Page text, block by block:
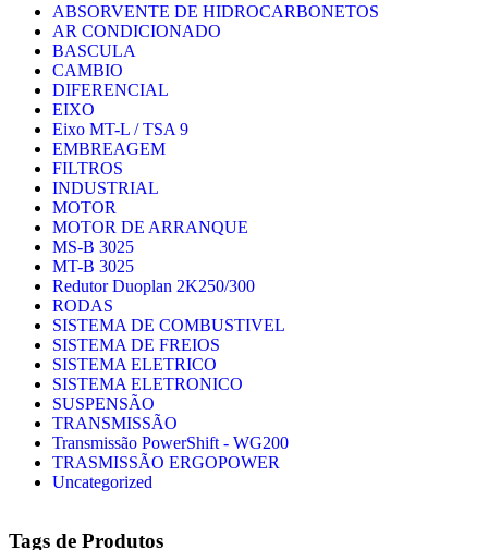
ABSORVENTE DE HIDROCARBONETOS
AR CONDICIONADO
BASCULA
CAMBIO
DIFERENCIAL
EIXO
Eixo MT-L / TSA 9
EMBREAGEM
FILTROS
INDUSTRIAL
MOTOR
MOTOR DE ARRANQUE
MS-B 3025
MT-B 3025
Redutor Duoplan 2K250/300
RODAS
SISTEMA DE COMBUSTIVEL
SISTEMA DE FREIOS
SISTEMA ELETRICO
SISTEMA ELETRONICO
SUSPENSÃO
TRANSMISSÃO
Transmissão PowerShift - WG200
TRASMISSÃO ERGOPOWER
Uncategorized
Tags de Produtos